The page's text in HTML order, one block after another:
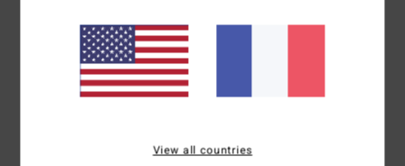
Logotage :Les coloris Navy et Chino sont dotés d'une
broderie sur le devant
Autres caractéristiques :
View all countries